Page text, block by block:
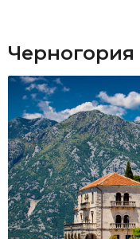
Черногория